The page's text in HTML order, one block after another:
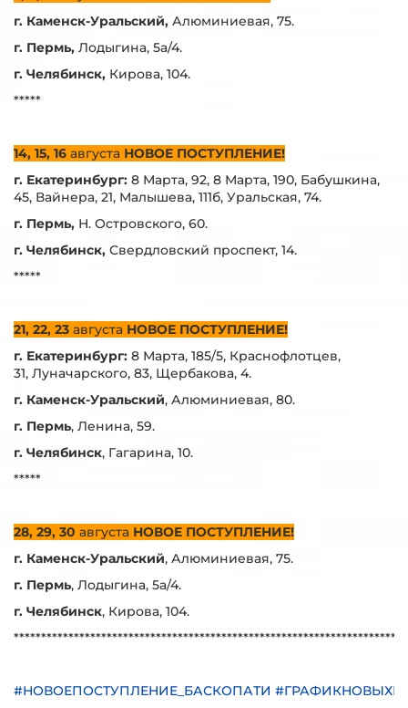
г. Каменск-Уральский, Алюминиевая, 75.
г. Пермь, Лодыгина, 5а/4.
г. Челябинск, Кирова, 104.
*****
14, 15, 16 августа НОВОЕ ПОСТУПЛЕНИЕ!
г. Екатеринбург: 8 Марта, 92, 8 Марта, 190, Бабушкина,
45, Вайнера, 21, Малышева, 111б, Уральская, 74.
г. Пермь, Н. Островского, 60.
г. Челябинск, Свердловский проспект, 14.
*****
21, 22, 23 августа НОВОЕ ПОСТУПЛЕНИЕ!
г. Екатеринбург: 8 Марта, 185/5, Краснофлотцев,
31, Луначарского, 83, Щербакова, 4.
г. Каменск-Уральский, Алюминиевая, 80.
г. Пермь, Ленина, 59.
г. Челябинск, Гагарина, 10.
*****
28, 29, 30 августа НОВОЕ ПОСТУПЛЕНИЕ!
г. Каменск-Уральский, Алюминиевая, 75.
г. Пермь, Лодыгина, 5а/4.
г. Челябинск, Кирова, 104.
***********************************************************************
#НОВОЕПОСТУПЛЕНИЕ_БАСКОПАТИ